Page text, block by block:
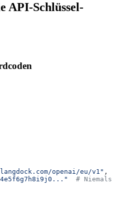
API-Schlüssel-
openai/eu/v1" ,
# Niemals